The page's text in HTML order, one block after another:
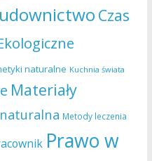
Czas
naturalne Kuchnia świata
Materiały
Metody leczenia
Prawo w